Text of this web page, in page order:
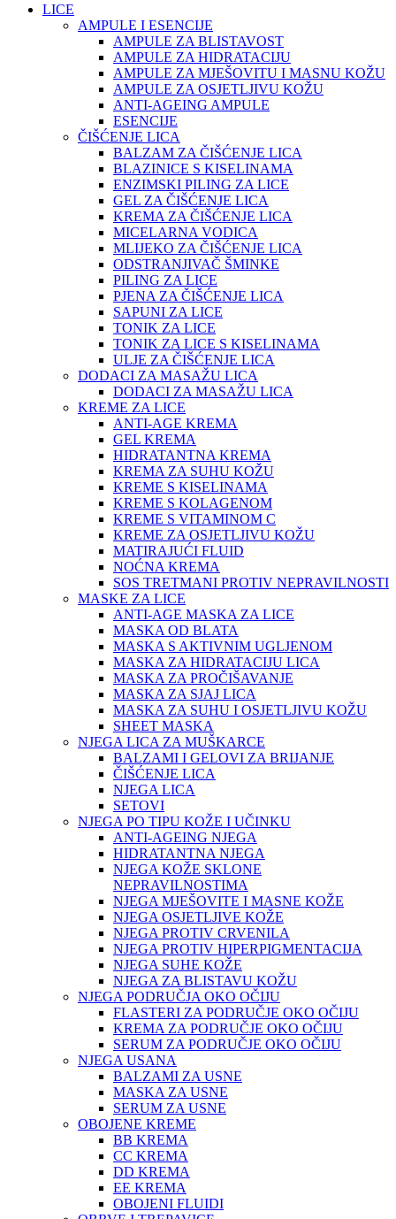
LICE
AMPULE I ESENCIJE
AMPULE ZA BLISTAVOST
AMPULE ZA HIDRATACIJU
AMPULE ZA MJEŠOVITU I MASNU KOŽU
AMPULE ZA OSJETLJIVU KOŽU
ANTI-AGEING AMPULE
ESENCIJE
ČIŠĆENJE LICA
BALZAM ZA ČIŠĆENJE LICA
BLAZINICE S KISELINAMA
ENZIMSKI PILING ZA LICE
GEL ZA ČIŠĆENJE LICA
KREMA ZA ČIŠĆENJE LICA
MICELARNA VODICA
MLIJEKO ZA ČIŠĆENJE LICA
ODSTRANJIVAČ ŠMINKE
PILING ZA LICE
PJENA ZA ČIŠĆENJE LICA
SAPUNI ZA LICE
TONIK ZA LICE
TONIK ZA LICE S KISELINAMA
ULJE ZA ČIŠĆENJE LICA
DODACI ZA MASAŽU LICA
DODACI ZA MASAŽU LICA
KREME ZA LICE
ANTI-AGE KREMA
GEL KREMA
HIDRATANTNA KREMA
KREMA ZA SUHU KOŽU
KREME S KISELINAMA
KREME S KOLAGENOM
KREME S VITAMINOM C
KREME ZA OSJETLJIVU KOŽU
MATIRAJUĆI FLUID
NOĆNA KREMA
SOS TRETMANI PROTIV NEPRAVILNOSTI
MASKE ZA LICE
ANTI-AGE MASKA ZA LICE
MASKA OD BLATA
MASKA S AKTIVNIM UGLJENOM
MASKA ZA HIDRATACIJU LICA
MASKA ZA PROČIŠAVANJE
MASKA ZA SJAJ LICA
MASKA ZA SUHU I OSJETLJIVU KOŽU
SHEET MASKA
NJEGA LICA ZA MUŠKARCE
BALZAMI I GELOVI ZA BRIJANJE
ČIŠĆENJE LICA
NJEGA LICA
SETOVI
NJEGA PO TIPU KOŽE I UČINKU
ANTI-AGEING NJEGA
HIDRATANTNA NJEGA
NJEGA KOŽE SKLONE
NEPRAVILNOSTIMA
NJEGA MJEŠOVITE I MASNE KOŽE
NJEGA OSJETLJIVE KOŽE
NJEGA PROTIV CRVENILA
NJEGA PROTIV HIPERPIGMENTACIJA
NJEGA SUHE KOŽE
NJEGA ZA BLISTAVU KOŽU
NJEGA PODRUČJA OKO OČIJU
FLASTERI ZA PODRUČJE OKO OČIJU
KREMA ZA PODRUČJE OKO OČIJU
SERUM ZA PODRUČJE OKO OČIJU
NJEGA USANA
BALZAMI ZA USNE
MASKA ZA USNE
SERUM ZA USNE
OBOJENE KREME
BB KREMA
CC KREMA
DD KREMA
EE KREMA
OBOJENI FLUIDI